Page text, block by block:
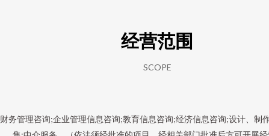
经营范围
SCOPE
务管理咨询;企业管理信息咨询;教育信息咨询;经济信息咨询;设计、